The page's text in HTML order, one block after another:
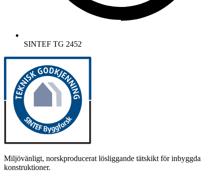
SINTEF TG 2452
Miljövänligt, norskproducerat lösliggande tätskikt för inbyggda
konstruktioner.